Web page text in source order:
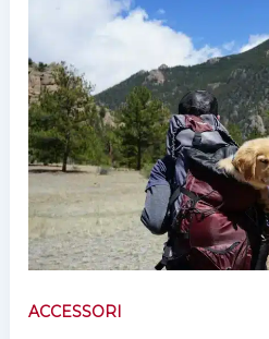
ACCESSORI